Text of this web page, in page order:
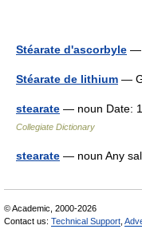
Stéarate d'ascorbyle —
Stéarate de lithium —
stearate — noun Date:
Collegiate Dictionary
stearate — noun Any
© Academic, 2000-2026
Contact us: Technical Support